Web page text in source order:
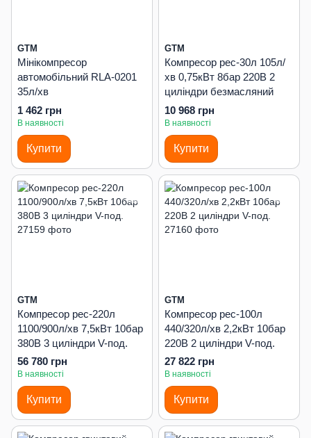
GTM
Мінікомпресор
автомобільний RLA-0201
35л/хв
1 462 грн
В наявності
Купити
GTM
Компресор рес-30л 105л/
хв 0,75кВт 8бар 220В 2
циліндри безмасляний
10 968 грн
В наявності
Купити
GTM
Компресор рес-220л
1100/900л/хв 7,5кВт 10бар
380В 3 циліндри V-под.
56 780 грн
В наявності
Купити
GTM
Компресор рес-100л
440/320л/хв 2,2кВт 10бар
220В 2 циліндри V-под.
27 822 грн
В наявності
Купити